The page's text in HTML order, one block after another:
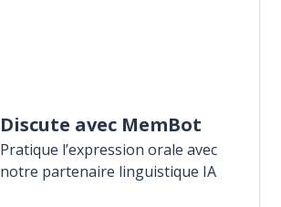
Discute avec MemBot
Pratique l’expression orale avec
notre partenaire linguistique IA